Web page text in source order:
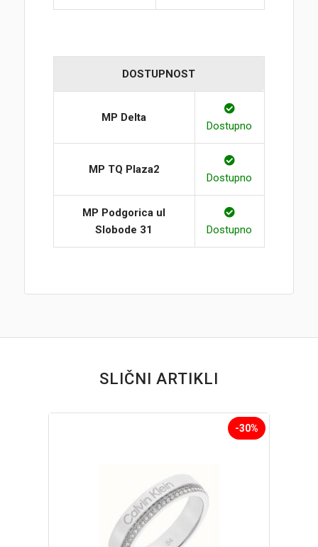
DOSTUPNOST
MP Delta
Dostupno
MP TQ Plaza2
Dostupno
MP Podgorica ul
Slobode 31
Dostupno
SLIČNI ARTIKLI
-30%